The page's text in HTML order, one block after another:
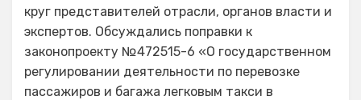
круг представителей отрасли, органов власти и
экспертов. Обсуждались поправки к
законопроекту №472515-6 «О государственном
регулировании деятельности по перевозке
пассажиров и багажа легковым такси в